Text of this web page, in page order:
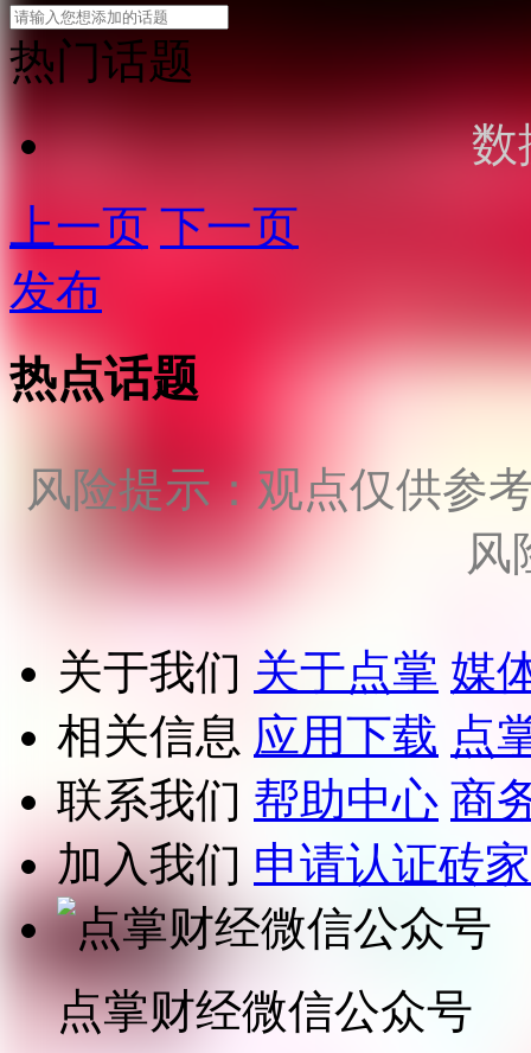
热门话题
数
上一页 下一页
发布
热点话题
风险提示：观点仅供参
风
关于我们 关于点掌 媒
相关信息 应用下载 点
联系我们 帮助中心 商
加入我们 申请认证砖家
点掌财经微信公众号